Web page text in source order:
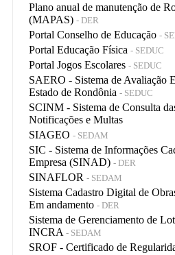
Plano anual de manutenção de
(MAPAS) - DER
Portal Conselho de Educação -
Portal Educação Física - SEDUC
Portal Jogos Escolares - SEDUC
SAERO - Sistema de Avaliação
Estado de Rondônia - SEDUC
SCINM - Sistema de Consulta
Notificações e Multas
SIAGEO - SEDAM
SIC - Sistema de Informações
Empresa (SINAD) - DER
SINAFLOR - SEDAM
Sistema Cadastro Digital de
Em andamento - DER
Sistema de Gerenciamento de
INCRA - SEDAM
SROF - Certificado de